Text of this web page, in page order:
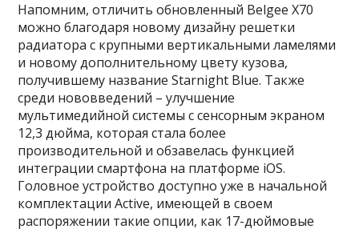
Напомним, отличить обновленный Belgee X70
можно благодаря новому дизайну решетки
радиатора с крупными вертикальными ламелями
и новому дополнительному цвету кузова,
получившему название Starnight Blue. Также
среди нововведений – улучшение
мультимедийной системы с сенсорным экраном
12,3 дюйма, которая стала более
производительной и обзавелась функцией
интеграции смартфона на платформе iOS.
Головное устройство доступно уже в начальной
комплектации Active, имеющей в своем
распоряжении такие опции, как 17-дюймовые